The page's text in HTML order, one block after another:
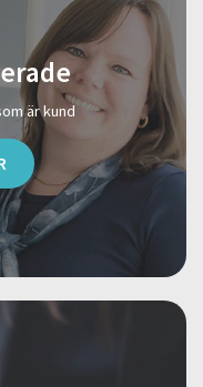
är kund